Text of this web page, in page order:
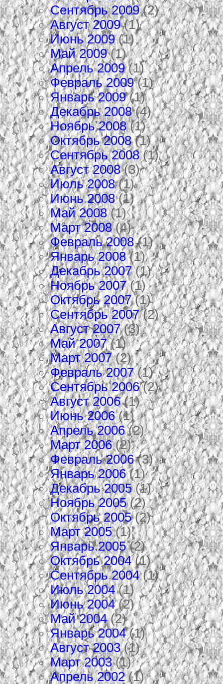
Сентябрь 2009(2)
Август 2009(1)
Июнь 2009(1)
Май 2009(1)
Апрель 2009(1)
Февраль 2009(1)
Январь 2009(1)
Декабрь 2008(4)
Ноябрь 2008(1)
Октябрь 2008(1)
Сентябрь 2008(1)
Август 2008(3)
Июль 2008(1)
Июнь 2008(1)
Май 2008(1)
Март 2008(4)
Февраль 2008(1)
Январь 2008(1)
Декабрь 2007(1)
Ноябрь 2007(1)
Октябрь 2007(1)
Сентябрь 2007(2)
Август 2007(3)
Май 2007(1)
Март 2007(2)
Февраль 2007(1)
Сентябрь 2006(2)
Август 2006(1)
Июнь 2006(1)
Апрель 2006(2)
Март 2006(2)
Февраль 2006(3)
Январь 2006(1)
Декабрь 2005(1)
Ноябрь 2005(2)
Октябрь 2005(2)
Март 2005(1)
Январь 2005(2)
Октябрь 2004(1)
Сентябрь 2004(1)
Июль 2004(1)
Июнь 2004(2)
Май 2004(2)
Январь 2004(1)
Август 2003(1)
Март 2003(1)
Апрель 2002(1)